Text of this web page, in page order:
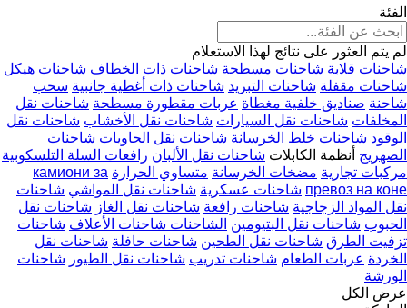
الفئة
لم يتم العثور على نتائج لهذا الاستعلام
شاحنات قلابة شاحنات مسطحة شاحنات ذات الخطاف شاحنات هيكل
شاحنات مقفلة شاحنات التبريد شاحنات ذات أغطية جانبية سحب
شاحنة صناديق خلفية مغطاة عربات مقطورة مسطحة شاحنات نقل
المخلفات شاحنات نقل السيارات شاحنات نقل الأخشاب شاحنات نقل
الوقود شاحنات خلط الخرسانة شاحنات نقل الحاويات شاحنات
الصهريج أنظمة الكابلات شاحنات نقل الألبان رافعات السلة التلسكوبية
مركبات تجارية مضخات الخرسانة متساوي الحرارة камиони за
превоз на коне شاحنات عسكرية شاحنات نقل المواشي شاحنات
نقل المواد الزجاجية شاحنات رافعة شاحنات نقل الغاز شاحنات نقل
الحبوب شاحنات نقل البتيومين الشاحنات شاحنات الأعلاف شاحنات
تزفيت الطرق شاحنات نقل الطحين شاحنات حافلة شاحنات نقل
الخردة عربات الطعام شاحنات تدريب شاحنات نقل الطيور شاحنات
الورشة
عرض الكل